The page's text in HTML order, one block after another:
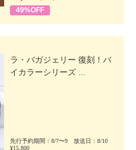
49%OFF
ラ・バガジェリー 復刻！バ
イカラーシリーズ ...
先行予約期間：8/7〜9 放送日：8/10
¥15,800